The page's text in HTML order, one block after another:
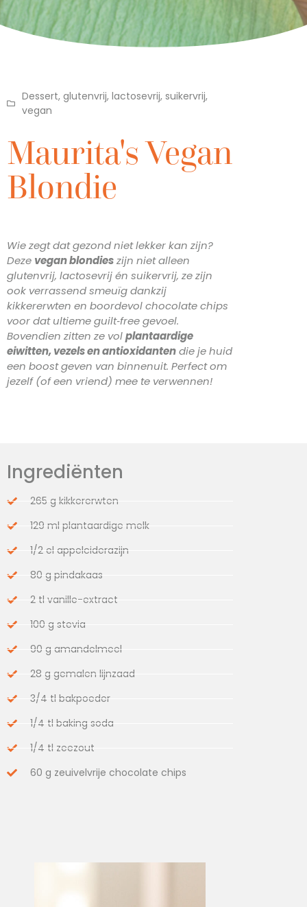
Dessert, glutenvrij, lactosevrij, suikervrij,
vegan
Maurita's Vegan
Blondie
Wie zegt dat gezond niet lekker kan zijn?
Deze vegan blondieszijn niet alleen
glutenvrij, lactosevrij én suikervrij, ze zijn
ook verrassend smeuïg dankzij
kikkererwten en boordevol chocolate chips
voor dat ultieme guilt‑free gevoel.
Bovendien zitten ze volplantaardige
eiwitten, vezels en antioxidantendie je huid
een boost geven van binnenuit. Perfect om
jezelf (of een vriend) mee te verwennen!
Ingrediënten
265 g kikkererwten
129 ml plantaardige melk
1/2 el appelciderazijn
80 g pindakaas
2 tl vanille-extract
100 g stevia
90 g amandelmeel
28 g gemalen lijnzaad
3/4 tl bakpoeder
1/4 tl baking soda
1/4 tl zeezout
60 g zeuivelvrije chocolate chips